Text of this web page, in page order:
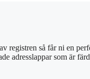
registren så får ni en
adresslappar som är